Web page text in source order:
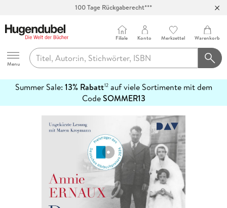
Abholung in über 100 Filialen
Hugendubel
Menu
Filiale Konto Merkzettel Warenkorb
Summer Sale: 13% Rabatt12auf viele Sortimente mit dem
CodeSOMMER13
erfahren